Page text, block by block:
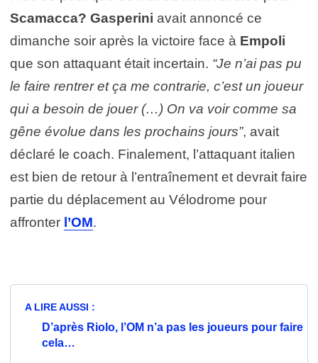
Scamacca? Gasperini avait annoncé ce
dimanche soir après la victoire face à Empoli
que son attaquant était incertain. “Je n’ai pas pu
le faire rentrer et ça me contrarie, c’est un joueur
qui a besoin de jouer (…) On va voir comme sa
gêne évolue dans les prochains jours”, avait
déclaré le coach. Finalement, l’attaquant italien
est bien de retour à l’entraînement et devrait faire
partie du déplacement au Vélodrome pour
affronter l’OM.
A LIRE AUSSI :
D’après Riolo, l’OM n’a pas les joueurs pour faire
cela…